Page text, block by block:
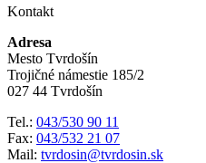
Kontakt
Adresa
Mesto Tvrdošín
Trojičné námestie 185/2
027 44 Tvrdošín
Tel.: 043/530 90 11
Fax: 043/532 21 07
Mail: tvrdosin@tvrdosin.sk